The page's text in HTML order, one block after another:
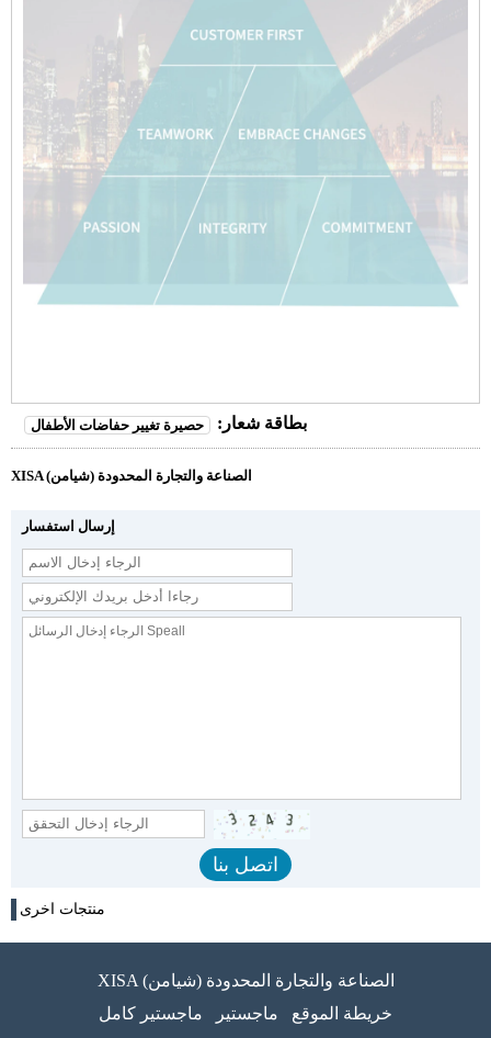
بطاقة شعار: حصيرة تغيير حفاضات الأطفال
XISA (شيامن) الصناعة والتجارة المحدودة
إرسال استفسار
منتجات اخرى
XISA (شيامن) الصناعة والتجارة المحدودة
خريطة الموقع
ماجستير ماجستير كامل